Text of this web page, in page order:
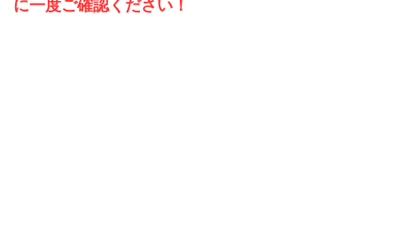
に一度ご確認ください！